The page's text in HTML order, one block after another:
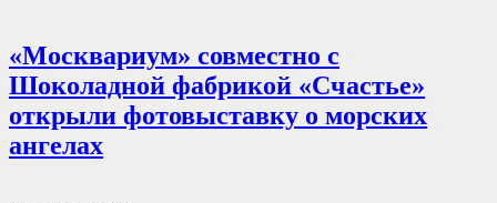
«Москвариум» совместно с
Шоколадной фабрикой «Счастье»
открыли фотовыставку о морских
ангелах